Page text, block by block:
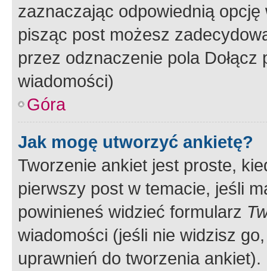
zaznaczając odpowiednią
pisząc post możesz
przez odznaczenie pola
wiadomości)
Góra
Jak mogę utworzyć ankietę?
Tworzenie ankiet jest proste,
pierwszy post w temacie, jeśli
powinieneś widzieć formularz
wiadomości (jeśli nie widzisz
uprawnień do tworzenia